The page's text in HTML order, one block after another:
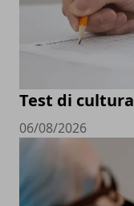
Test di
06/08/2026